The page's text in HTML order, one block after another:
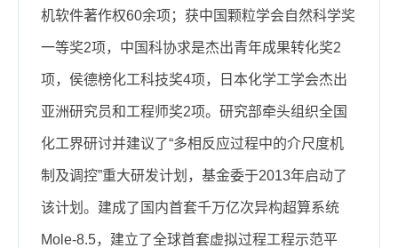
机软件著作权60余项；获中国颗粒学会自然科学奖
一等奖2项，中国科协求是杰出青年成果转化奖2
项，侯德榜化工科技奖4项，日本化学工学会杰出
亚洲研究员和工程师奖2项。 研究部牵头组织全国
化工界研讨并建议了“多相反应过程中的介尺度机
制及调控”重大研发计划，基金委于2013年启动了
该计划。建成了国内首套千万亿次异构超算系统
Mole-8.5，建立了全球首套虚拟过程工程示范平